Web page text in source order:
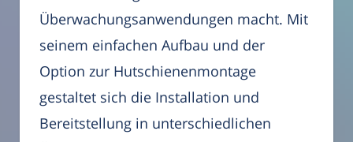
Überwachungsanwendungen macht. Mit
seinem einfachen Aufbau und der
Option zur Hutschienenmontage
gestaltet sich die Installation und
Bereitstellung in unterschiedlichen